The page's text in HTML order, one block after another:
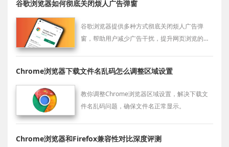
谷歌浏览器如何彻底关闭烦人广告弹窗
谷歌浏览器提供多种方式彻底关闭烦人广告弹
窗，帮助用户减少广告干扰，提升网页浏览的舒
Chrome浏览器下载文件名乱码怎么调整区域设置
教你调整Chrome浏览器区域设置，解决下载文
件名乱码问题，确保文件名正常显示。
Chrome浏览器和Firefox兼容性对比深度评测